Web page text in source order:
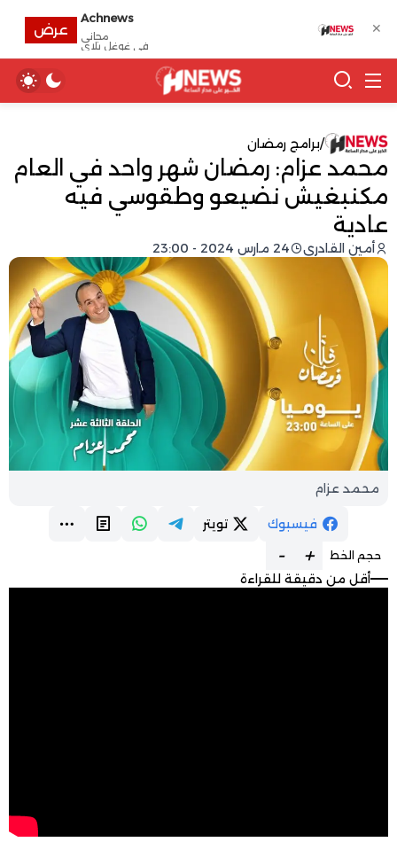
/برامج رمضان
محمد عزام: رمضان شهر واحد في العام
مكنبغيش نضيعو وطقوسي فيه
عادية
أمين القادري 24 مارس 2024 - 23:00
محمد عزام
فيسبوك تويتر
حجم الخط +
-
أقل من دقيقة للقراءة
✕
Achnews
مجانى
في غوغل بلاي
عرض